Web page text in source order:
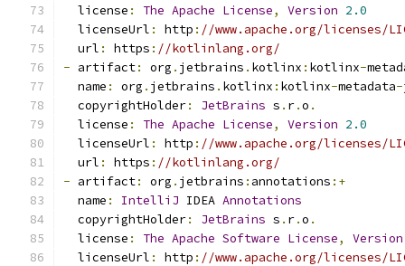
  license
: The Apache License, Version 2.0
  licenseUrl
: http : //www.apache.org/licenses/
  url
: https : //kotlinlang.org/
- artifact: org . jetbrains . kotlinx : kotlinx-
  name
: org . jetbrains . kotlinx : kotlinx-metadata-
  copyrightHolder
: JetBrains s . r.o .
  license
: The Apache License, Version 2.0
  licenseUrl
: http : //www.apache.org/licenses/
  url
: https : //kotlinlang.org/
- artifact: org . jetbrains : annotations :+
  name
: IntelliJ IDEA Annotations
  copyrightHolder
: JetBrains s . r.o .
  license
: The Apache Software License,
Version
  licenseUrl
: http : //www.apache.org/licenses/